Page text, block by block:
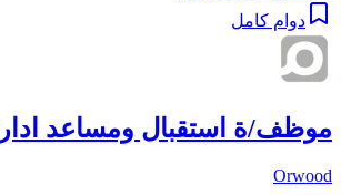
دوام كامل
موظف/ة استقبال ومساعد
Orwood